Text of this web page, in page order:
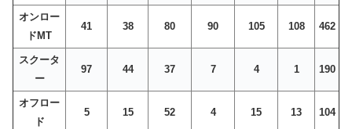
オンロー
ドMT
41 38 80 90 105 108 462
スクータ
ー
97 44 37 7 4 1 190
オフロー
ド
5 15 52 4 15 13 104